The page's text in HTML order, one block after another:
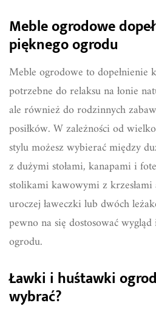
Meble ogrodowe
pięknego ogrodu
Meble ogrodowe to dopełnienie
potrzebne do relaksu na łonie
ale również do rodzinnych
posiłków. W zależności od
stylu możesz wybierać między
z dużymi stołami, kanapami i
stolikami kawowymi z
uroczej ławeczki lub dwóch
pewno na się dostosować
ogrodu.
Ławki i huśtawki
wybrać?